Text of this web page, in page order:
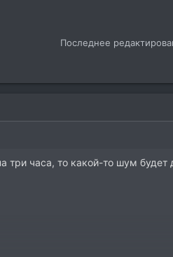
Последнее
три часа, то какой-то шум будет